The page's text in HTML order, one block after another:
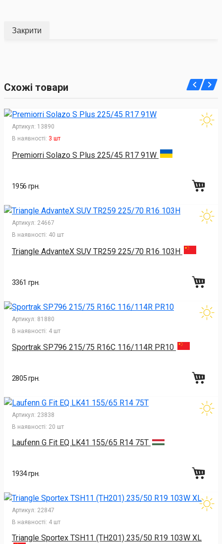
Закрити
Схожі товари
Артикул: 13890
В наявності: 3 шт
Premiorri Solazo S Plus 225/45 R17 91W
1956 грн.
Артикул: 24667
В наявності: 40 шт
Triangle AdvanteX SUV TR259 225/70 R16 103H
3361 грн.
Артикул: 81880
В наявності: 4 шт
Sportrak SP796 215/75 R16C 116/114R PR10
2805 грн.
Артикул: 23838
В наявності: 20 шт
Laufenn G Fit EQ LK41 155/65 R14 75T
1934 грн.
Артикул: 22847
В наявності: 4 шт
Triangle Sportex TSH11 (TH201) 235/50 R19 103W XL